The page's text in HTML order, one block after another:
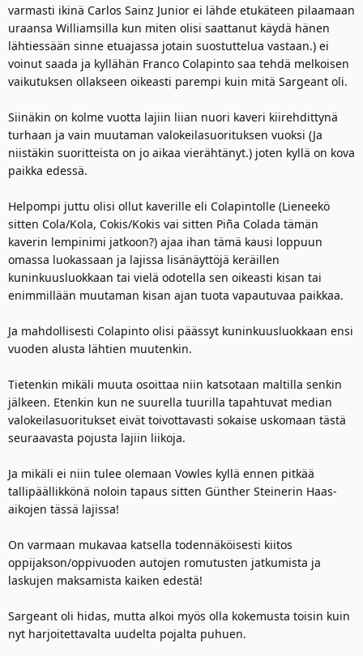
varmasti ikinä Carlos Sainz Junior ei lähde etukäteen pilaamaan
uraansa Williamsilla kun miten olisi saattanut käydä hänen
lähtiessään sinne etuajassa jotain suostuttelua vastaan.) ei
voinut saada ja kyllähän Franco Colapinto saa tehdä melkoisen
vaikutuksen ollakseen oikeasti parempi kuin mitä Sargeant oli.
Siinäkin on kolme vuotta lajiin liian nuori kaveri kiirehdittynä
turhaan ja vain muutaman valokeilasuorituksen vuoksi (Ja
niistäkin suoritteista on jo aikaa vierähtänyt.) joten kyllä on kova
paikka edessä.
Helpompi juttu olisi ollut kaverille eli Colapintolle (Lieneekö
sitten Cola/Kola, Cokis/Kokis vai sitten Piña Colada tämän
kaverin lempinimi jatkoon?) ajaa ihan tämä kausi loppuun
omassa luokassaan ja lajissa lisänäyttöjä keräillen
kuninkuusluokkaan tai vielä odotella sen oikeasti kisan tai
enimmillään muutaman kisan ajan tuota vapautuvaa paikkaa.
Ja mahdollisesti Colapinto olisi päässyt kuninkuusluokkaan ensi
vuoden alusta lähtien muutenkin.
Tietenkin mikäli muuta osoittaa niin katsotaan maltilla senkin
jälkeen. Etenkin kun ne suurella tuurilla tapahtuvat median
valokeilasuoritukset eivät toivottavasti sokaise uskomaan tästä
seuraavasta pojusta lajiin liikoja.
Ja mikäli ei niin tulee olemaan Vowles kyllä ennen pitkää
tallipäällikkönä noloin tapaus sitten Günther Steinerin Haas-
aikojen tässä lajissa!
On varmaan mukavaa katsella todennäköisesti kiitos
oppijakson/oppivuoden autojen romutusten jatkumista ja
laskujen maksamista kaiken edestä!
Sargeant oli hidas, mutta alkoi myös olla kokemusta toisin kuin
nyt harjoitettavalta uudelta pojalta puhuen.